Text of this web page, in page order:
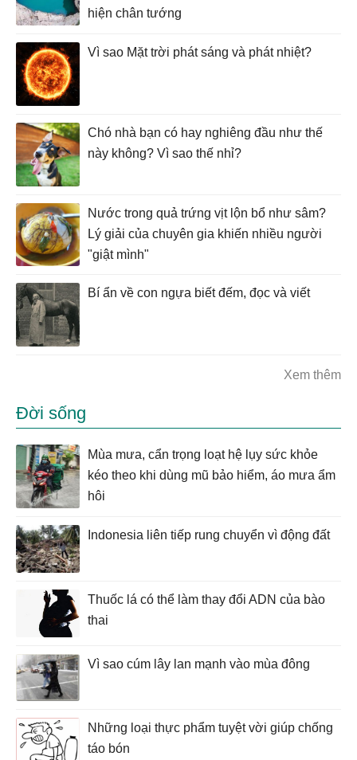
hiện chân tướng
Vì sao Mặt trời phát sáng và phát nhiệt?
Chó nhà bạn có hay nghiêng đầu như thế
này không? Vì sao thế nhỉ?
Nước trong quả trứng vịt lộn bổ như sâm?
Lý giải của chuyên gia khiến nhiều người
"giật mình"
Bí ẩn về con ngựa biết đếm, đọc và viết
Xem thêm
Đời sống
Mùa mưa, cẩn trọng loạt hệ lụy sức khỏe
kéo theo khi dùng mũ bảo hiểm, áo mưa ẩm
hôi
Indonesia liên tiếp rung chuyển vì động đất
Thuốc lá có thể làm thay đổi ADN của bào
thai
Vì sao cúm lây lan mạnh vào mùa đông
Những loại thực phẩm tuyệt vời giúp chống
táo bón